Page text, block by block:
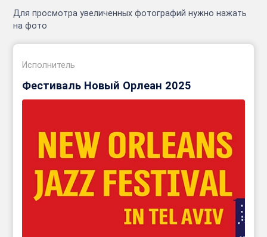
Для просмотра увеличенных фотографий нужно нажать
на фото
Исполнитель
Фестиваль Новый Орлеан 2025